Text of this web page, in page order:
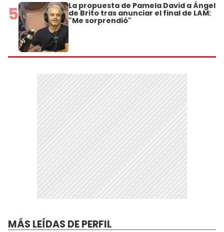
5 La propuesta de Pamela David a Ángel
de Brito tras anunciar el final de LAM:
"Me sorprendió"
MÁS LEÍDAS DE PERFIL